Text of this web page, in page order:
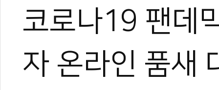
코로나19 팬데
자 온라인 품새